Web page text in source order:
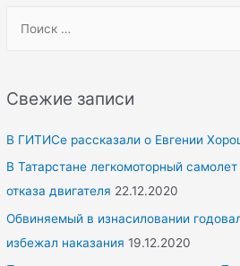
r
h
f
o
r
Свежие записи
В ГИТИСе рассказали о Евгении
В Татарстане легкомоторный
отказа двигателя 22.12.2020
Обвиняемый в изнасиловании
избежал наказания 19.12.2020